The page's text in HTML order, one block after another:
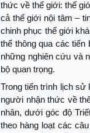
thức về thế giới: thế
cả thế giới nội tâm –
chinh phục thế giới
thể thông qua các
những nghiên cứu và
bộ quan trọng.
Trong tiến trình lịch sử
người nhận thức về
nhân, dưới góc độ
theo hàng loạt các câu